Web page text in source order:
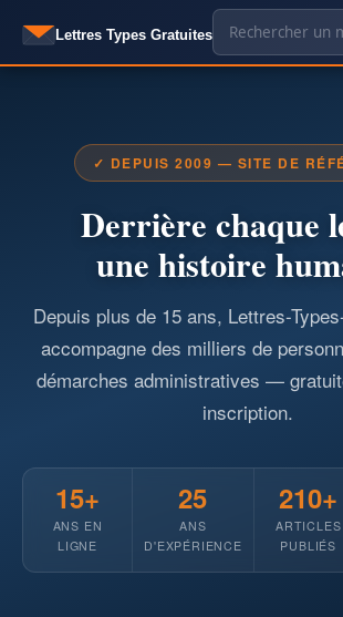
Lettres Types Gratuites
✓ DEPUIS 2009 — SITE DE
Derrière chaque
une histoire
Depuis plus de 15 ans, Lettres-
accompagne des milliers de
démarches administratives —
inscription.
15+
ANS EN
LIGNE
25
ANS
D'EXPÉRIENCE
210+
ARTICLES
PUBLIÉS